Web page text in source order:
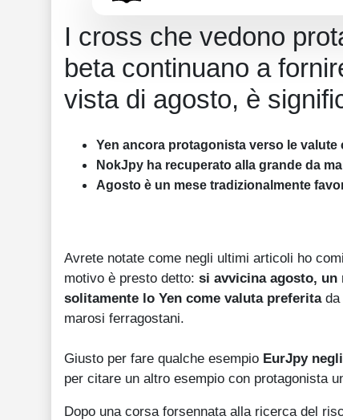
I cross che vedono
beta continuano a
vista di agosto, è
Yen ancora protagonista verso le
NokJpy ha recuperato alla grande da
Agosto è un mese tradizionalmente
Avrete notate come negli ultimi articoli ho
motivo è presto detto: si avvicina agosto, un
solitamente lo Yen come valuta preferitada
marosi ferragostani.
Giusto per fare qualche esempio EurJpy
per citare un altro esempio con protagonista
Dopo una corsa forsennata alla ricerca del